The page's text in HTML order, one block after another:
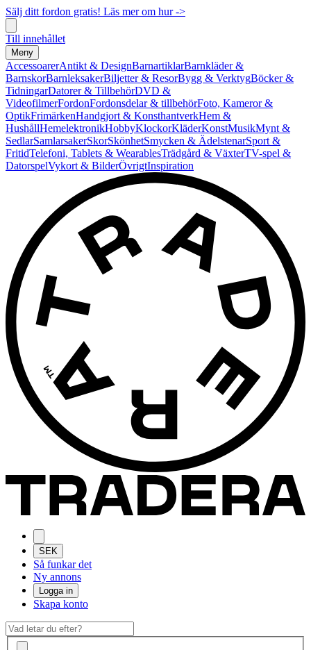
Sälj ditt fordon gratis! Läs mer om hur ->
Till innehållet
Meny
AccessoarerAntikt & DesignBarnartiklarBarnkläder &
BarnskorBarnleksakerBiljetter & ResorBygg & VerktygBöcker &
TidningarDatorer & TillbehörDVD &
VideofilmerFordonFordonsdelar & tillbehörFoto, Kameror &
OptikFrimärkenHandgjort & KonsthantverkHem &
HushållHemelektronikHobbyKlockorKläderKonstMusikMynt &
SedlarSamlarsakerSkorSkönhetSmycken & ÄdelstenarSport &
FritidTelefoni, Tablets & WearablesTrädgård & VäxterTV-spel &
DatorspelVykort & BilderÖvrigtInspiration
SEK
Så funkar det
Ny annons
Logga in
Skapa konto